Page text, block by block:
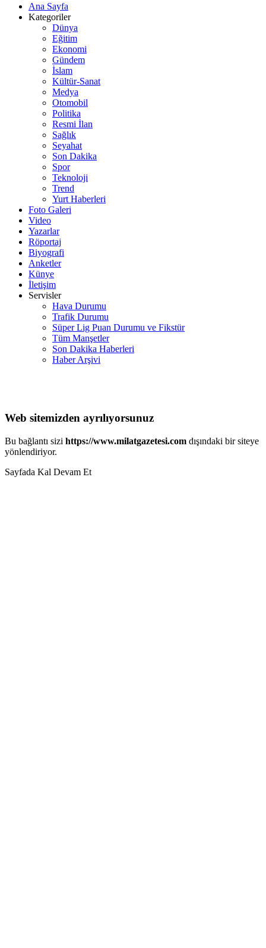
Ana Sayfa
Kategoriler
Dünya
Eğitim
Ekonomi
Gündem
İslam
Kültür-Sanat
Medya
Otomobil
Politika
Resmi İlan
Sağlık
Seyahat
Son Dakika
Spor
Teknoloji
Trend
Yurt Haberleri
Foto Galeri
Video
Yazarlar
Röportaj
Biyografi
Anketler
Künye
İletişim
Servisler
Hava Durumu
Trafik Durumu
Süper Lig Puan Durumu ve Fikstür
Tüm Manşetler
Son Dakika Haberleri
Haber Arşivi
Web sitemizden ayrılıyorsunuz
Bu bağlantı sizi https://www.milatgazetesi.com dışındaki bir siteye
yönlendiriyor.
Sayfada Kal Devam Et